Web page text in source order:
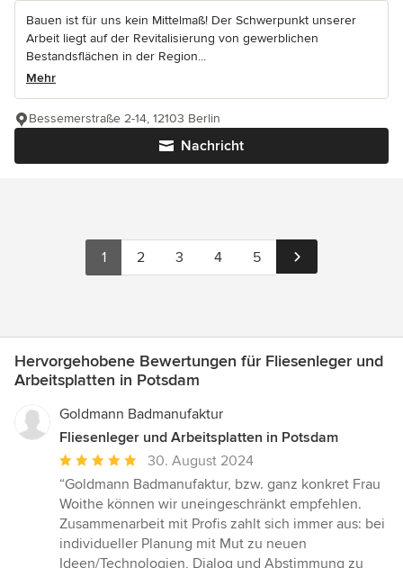
Bauen ist für uns kein Mittelmaß! Der Schwerpunkt unserer
Arbeit liegt auf der Revitalisierung von gewerblichen
Bestandsflächen in der Region...
Mehr
Nachricht
Bessemerstraße 2-14, 12103 Berlin
1 2 3 4 5
Hervorgehobene Bewertungen für Fliesenleger und
Arbeitsplatten in Potsdam
Goldmann Badmanufaktur
Fliesenleger und Arbeitsplatten in Potsdam
Durchschnittliche
Bewertung:
5
von
5
Sternen
30. August 2024
“Goldmann Badmanufaktur, bzw. ganz konkret Frau
Woithe können wir uneingeschränkt empfehlen.
Zusammenarbeit mit Profis zahlt sich immer aus: bei
individueller Planung mit Mut zu neuen
Ideen/Technologien, Dialog und Abstimmung zu